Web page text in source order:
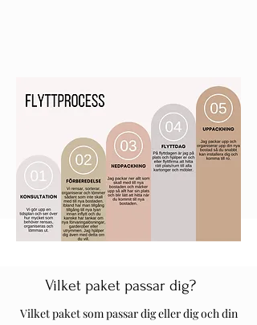
Vilket paket passar dig?
Vilket paket som passar dig eller dig och din